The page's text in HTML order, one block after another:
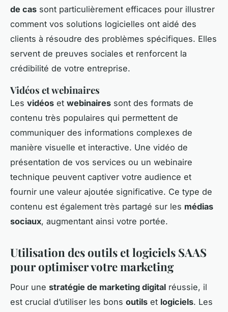
de cas sont particulièrement efficaces pour illustrer
comment vos solutions logicielles ont aidé des
clients à résoudre des problèmes spécifiques. Elles
servent de preuves sociales et renforcent la
crédibilité de votre entreprise.
Vidéos et webinaires
Les vidéos et webinaires sont des formats de
contenu très populaires qui permettent de
communiquer des informations complexes de
manière visuelle et interactive. Une vidéo de
présentation de vos services ou un webinaire
technique peuvent captiver votre audience et
fournir une valeur ajoutée significative. Ce type de
contenu est également très partagé sur les médias
sociaux, augmentant ainsi votre portée.
Utilisation des outils et logiciels SAAS
pour optimiser votre marketing
Pour une stratégie de marketing digital réussie, il
est crucial d’utiliser les bons outils et logiciels. Les